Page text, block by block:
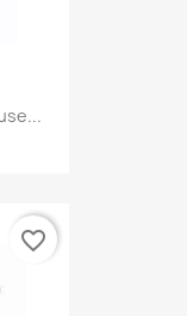
favorite_border